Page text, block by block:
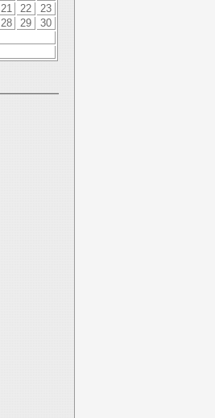
21 22
23
28 29
30